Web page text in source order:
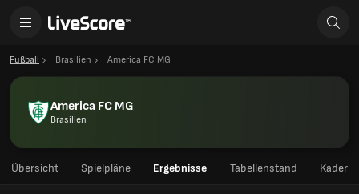
Fußball Brasilien America FC MG
America FC MG
Brasilien
Übersicht Spielpläne Ergebnisse Tabellenstand Kader